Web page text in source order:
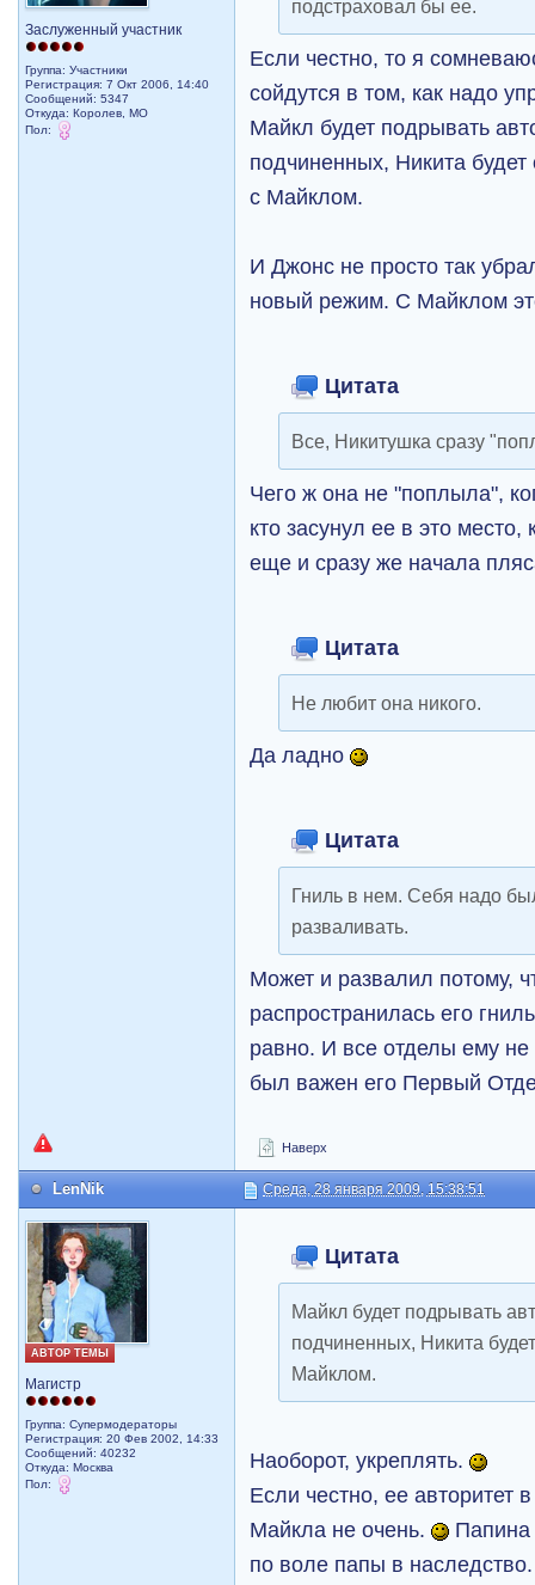
Заслуженный участник
Группа: Участники
Регистрация: 7 Окт 2006, 14:40
Сообщений: 5347
Откуда: Королев, МО
Пол:
подстраховал бы ее.
Если честно, то я
сойдутся в том, как надо
Майкл будет подрывать
подчиненных, Никита
с Майклом.
И Джонс не просто так
новый режим. С Майклом
Цитата
Все, Никитушка сразу
Чего ж она не "поплыла",
кто засунул ее в это
еще и сразу же начала
Цитата
Не любит она никого.
Да ладно
Цитата
Гниль в нем. Себя надо
разваливать.
Может и развалил потому,
распространилась его
равно. И все отделы ему
был важен его Первый
Наверх
LenNik Среда, 28 января 2009, 15:38:51
АВТОР ТЕМЫ
Магистр
Группа: Супермодераторы
Регистрация: 20 Фев 2002, 14:33
Сообщений: 40232
Откуда: Москва
Пол:
Цитата
Майкл будет подрывать
подчиненных, Никита
Майклом.
Наоборот, укреплять.
Если честно, ее авторитет
Майкла не очень.
Папина
по воле папы в